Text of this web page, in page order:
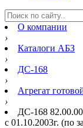
О компании
›
Каталоги АБЗ
›
ДС-168
›
Агрегат
›
ДС-168
с 01.10.2003г. (по